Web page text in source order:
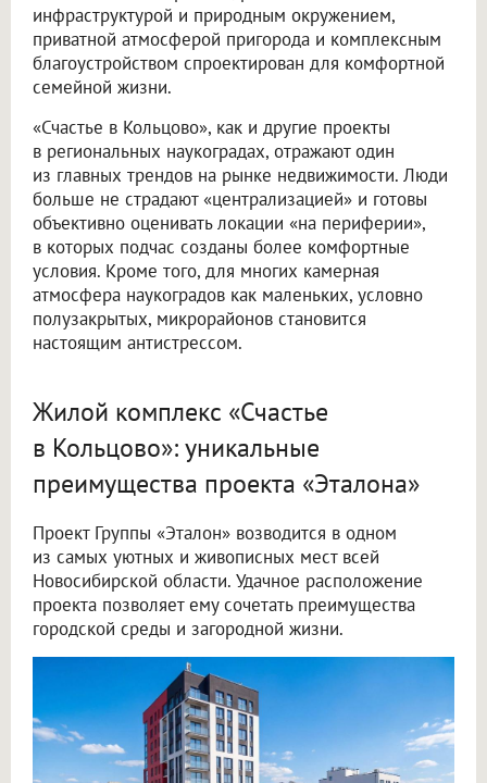
инфраструктурой и природным окружением,
приватной атмосферой пригорода и комплексным
благоустройством спроектирован для комфортной
семейной жизни.
«Счастье в Кольцово», как и другие проекты
в региональных наукоградах, отражают один
из главных трендов на рынке недвижимости. Люди
больше не страдают «централизацией» и готовы
объективно оценивать локации «на периферии»,
в которых подчас созданы более комфортные
условия. Кроме того, для многих камерная
атмосфера наукоградов как маленьких, условно
полузакрытых, микрорайонов становится
настоящим антистрессом.
Жилой комплекс «Счастье
в Кольцово»: уникальные
преимущества проекта «Эталона»
Проект Группы «Эталон» возводится в одном
из самых уютных и живописных мест всей
Новосибирской области. Удачное расположение
проекта позволяет ему сочетать преимущества
городской среды и загородной жизни.